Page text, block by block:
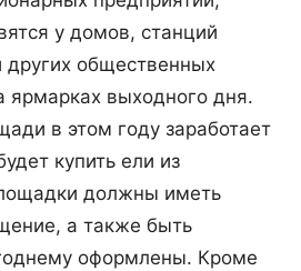
у домов, станций
других общественных
ярмарках выходного дня.
в этом году заработает
купить ели из
должны иметь
а также быть
оформлены. Кроме